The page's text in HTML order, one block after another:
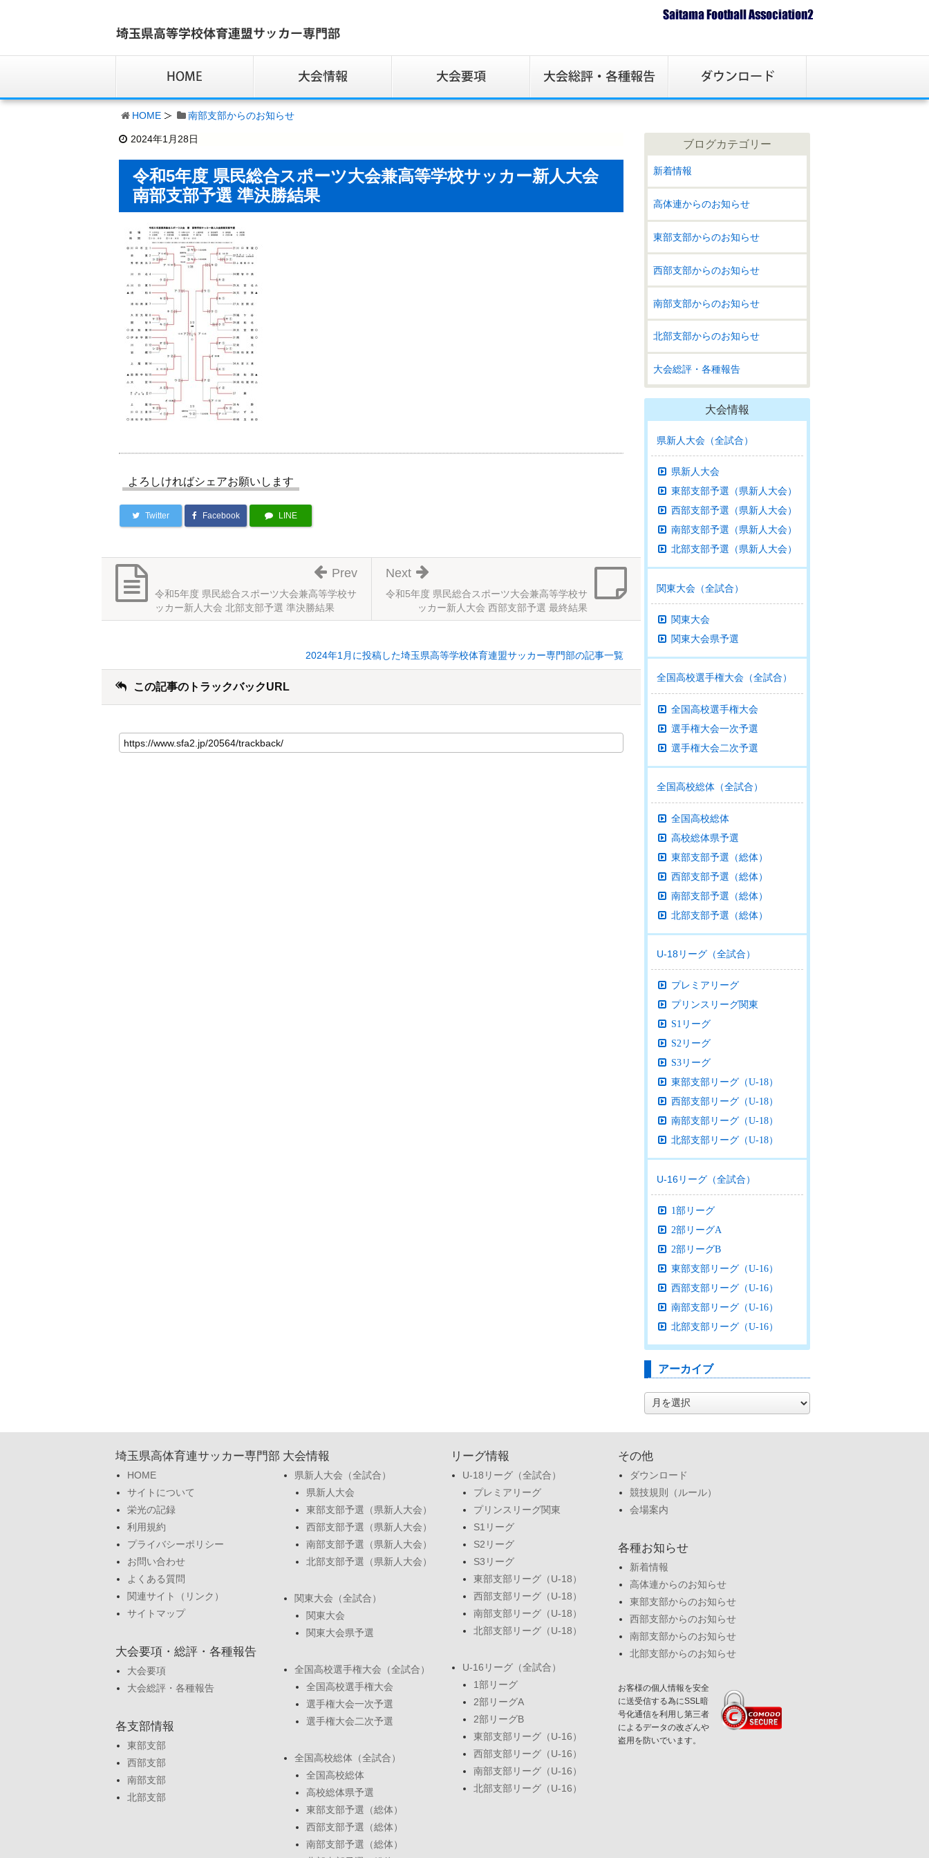
HOME 南部支部からのお知らせ
2024年1月28日
令和5年度 県民総合スポーツ大会兼高等学校サッカー新人大会
南部支部予選 準決勝結果
よろしければシェアお願いします
Twitter Facebook LINE
令和5年度 県民総合スポーツ大会兼高等学校サ
ッカー新人大会 西部支部予選 最終結果
Next
令和5年度 県民総合スポーツ大会兼高等学校サ
ッカー新人大会 北部支部予選 準決勝結果
Prev
2024年1月に投稿した埼玉県高等学校体育連盟サッカー専門部の記事一覧
この記事のトラックバックURL
ブログカテゴリー
新着情報
高体連からのお知らせ
東部支部からのお知らせ
西部支部からのお知らせ
南部支部からのお知らせ
北部支部からのお知らせ
大会総評・各種報告
大会情報
県新人大会（全試合）
県新人大会
東部支部予選（県新人大会）
西部支部予選（県新人大会）
南部支部予選（県新人大会）
北部支部予選（県新人大会）
関東大会（全試合）
関東大会
関東大会県予選
全国高校選手権大会（全試合）
全国高校選手権大会
選手権大会一次予選
選手権大会二次予選
全国高校総体（全試合）
全国高校総体
高校総体県予選
東部支部予選（総体）
西部支部予選（総体）
南部支部予選（総体）
北部支部予選（総体）
U-18リーグ（全試合）
プレミアリーグ
プリンスリーグ関東
S1リーグ
S2リーグ
S3リーグ
東部支部リーグ（U-18）
西部支部リーグ（U-18）
南部支部リーグ（U-18）
北部支部リーグ（U-18）
U-16リーグ（全試合）
1部リーグ
2部リーグA
2部リーグB
東部支部リーグ（U-16）
西部支部リーグ（U-16）
南部支部リーグ（U-16）
北部支部リーグ（U-16）
アーカイブ
ー
ブ
埼玉県高体育連サッカー専門部
HOME
サイトについて
栄光の記録
利用規約
プライバシーポリシー
お問い合わせ
よくある質問
関連サイト（リンク）
サイトマップ
大会要項・総評・各種報告
大会要項
大会総評・各種報告
各支部情報
東部支部
西部支部
南部支部
北部支部
大会情報
県新人大会（全試合）
県新人大会
東部支部予選（県新人大会）
西部支部予選（県新人大会）
南部支部予選（県新人大会）
北部支部予選（県新人大会）
関東大会（全試合）
関東大会
関東大会県予選
全国高校選手権大会（全試合）
全国高校選手権大会
選手権大会一次予選
選手権大会二次予選
全国高校総体（全試合）
全国高校総体
高校総体県予選
東部支部予選（総体）
西部支部予選（総体）
南部支部予選（総体）
リーグ情報
U-18リーグ（全試合）
プレミアリーグ
プリンスリーグ関東
S1リーグ
S2リーグ
S3リーグ
東部支部リーグ（U-18）
西部支部リーグ（U-18）
南部支部リーグ（U-18）
北部支部リーグ（U-18）
U-16リーグ（全試合）
1部リーグ
2部リーグA
2部リーグB
東部支部リーグ（U-16）
西部支部リーグ（U-16）
南部支部リーグ（U-16）
北部支部リーグ（U-16）
その他
ダウンロード
競技規則（ルール）
会場案内
各種お知らせ
新着情報
高体連からのお知らせ
東部支部からのお知らせ
西部支部からのお知らせ
南部支部からのお知らせ
北部支部からのお知らせ
お客様の個人情報を安全
に送受信する為にSSL暗
号化通信を利用し第三者
によるデータの改ざんや
盗用を防いでいます。